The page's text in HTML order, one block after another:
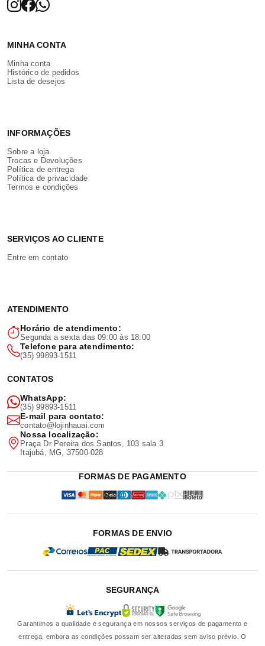
MINHA CONTA
Minha conta
Histórico de pedidos
Lista de desejos
INFORMAÇÕES
Sobre a loja
Trocas e Devoluções
Política de entrega
Política de privacidade
Termos e condições
SERVIÇOS AO CLIENTE
Entre em contato
ATENDIMENTO
Horário de atendimento:
Segunda a sexta das 09:00 às 18:00
Telefone para atendimento:
(35) 99893-1511
CONTATOS
WhatsApp:
(35) 99893-1511
E-mail para contato:
contato@lojinhauai.com
Nossa localização:
Praça Dr Pereira dos Santos, 103 sala 3
Itajubá, MG, 37500-028
FORMAS DE PAGAMENTO
FORMAS DE ENVIO
SEGURANÇA
Garantimos a qualidade e segurança em nossos serviços de pagamento e
entrega, embora as condições possam ser alteradas sem aviso prévio. O